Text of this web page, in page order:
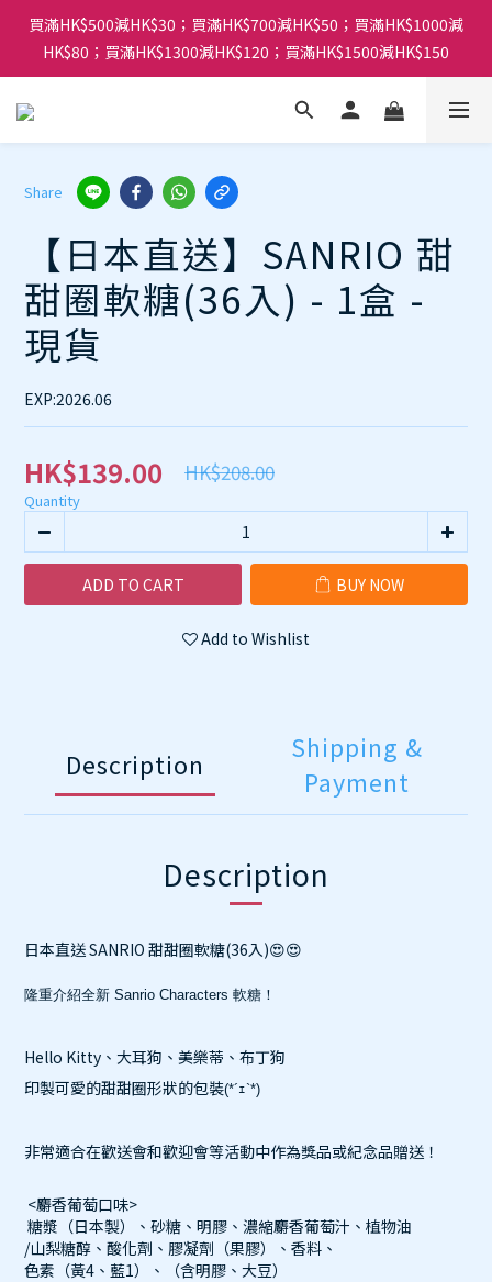
買滿HK$500減HK$30；買滿HK$700減HK$50；買滿HK$1000減
HK$80；買滿HK$1300減HK$120；買滿HK$1500減HK$150
Share
【日本直送】SANRIO 甜
甜圈軟糖(36入) - 1盒 -
現貨
EXP:2026.06
HK$139.00 HK$208.00
Quantity
ADD TO CART BUY NOW
Add to Wishlist
Description
Shipping &
Payment
Description
日本直送 SANRIO 甜甜圈軟糖(36入)😍😍
隆重介紹全新 Sanrio Characters 軟糖！
Hello Kitty、大耳狗、美樂蒂、布丁狗
印製可愛的甜甜圈形狀的包裝(*´ｪ`*)
非常適合在歡送會和歡迎會等活動中作為獎品或紀念品贈送！
<麝香葡萄口味>
糖漿（日本製）、砂糖、明膠、濃縮麝香葡萄汁、植物油
/山梨糖醇、酸化劑、膠凝劑（果膠）、香料、
色素（黃4、藍1）、（含明膠、大豆）